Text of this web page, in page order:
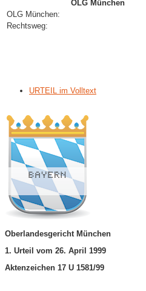
OLG München
OLG München:
Rechtsweg:
URTEIL im Volltext
Oberlandesgericht München
1. Urteil vom 26. April 1999
Aktenzeichen 17 U 1581/99